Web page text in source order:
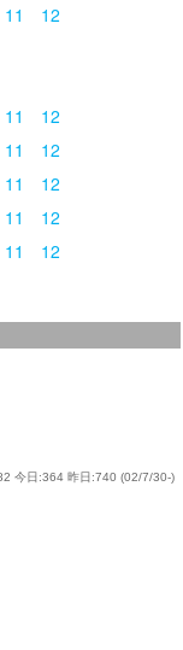
11
12
11
12
11
12
11
12
11
12
11
12
今日:364 昨日:740 (02/7/30-)